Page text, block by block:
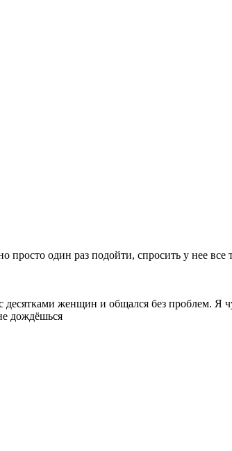
один раз подойти, спросить у нее
десятками женщин и общался без проблем.
дождёшься